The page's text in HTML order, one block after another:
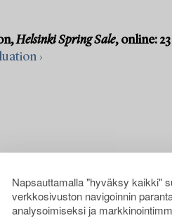
Napsauttamalla "hyväksy kaikki"
verkkosivuston navigoinnin
analysoimiseksi ja
Helsinki Spring Sale, online: 23
›